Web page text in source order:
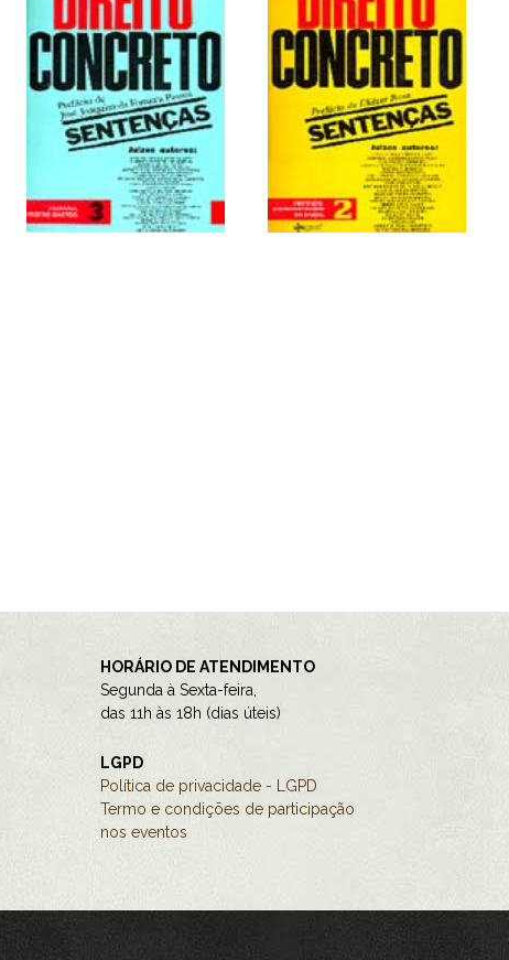
HORÁRIO DE ATENDIMENTO
Segunda à Sexta-feira,
das 11h às 18h (dias úteis)
LGPD
Política de privacidade - LGPD
Termo e condições de participação
nos eventos